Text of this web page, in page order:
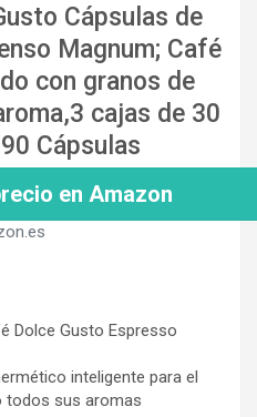
Cápsulas de
Magnum; Café
con granos de
cajas de 30
Cápsulas
en Amazon
Dolce Gusto Espresso
inteligente para el
todos sus aromas